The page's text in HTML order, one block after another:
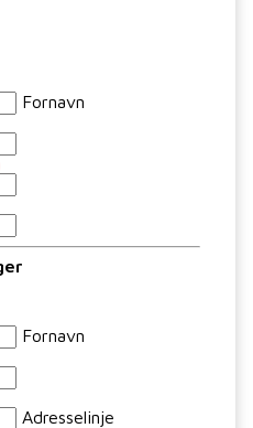
Fornavn
Fornavn
Adresselinje